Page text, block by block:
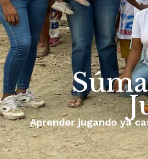
Aprender jugando ya